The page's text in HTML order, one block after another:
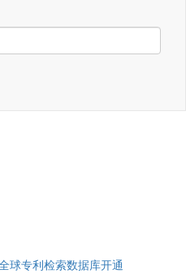
球专利检索数据库开通